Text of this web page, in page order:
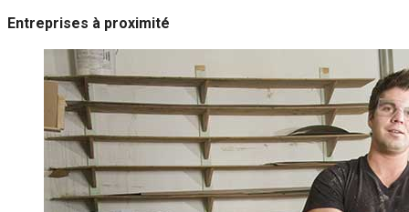
Entreprises à proximité